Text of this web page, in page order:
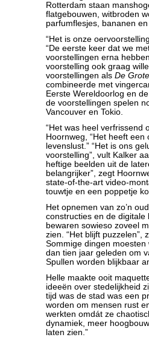
Rotterdam staan
flatgebouwen, witbroden
parfumflesjes, bananen
“Het is onze
“De eerste keer dat we
voorstellingen erna
voorstelling ook graag
voorstellingen als De
combineerde met
Eerste Wereldoorlog en
de voorstellingen spelen
Vancouver en Tokio.
“Het was heel verfrissend
Hoornweg, “Het heeft
levenslust.” “Het is ons
voorstelling”, vult Kalker
heftige beelden uit de
belangrijker”, zegt
state-of-the-art video-
touwtje en een poppetje
Het opnemen van zo’n
constructies en de digitale
bewaren sowieso zoveel
zien. “Het blijft puzzelen”,
Sommige dingen
dan tien jaar geleden om
Spullen worden blijkbaar
Helle maakte ooit
ideeën over stedelijkheid
tijd was de stad was een
worden om mensen rust
werkten omdát ze
dynamiek, meer
laten zien.”